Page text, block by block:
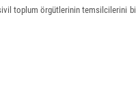
toplum örgütlerinin temsilcilerini